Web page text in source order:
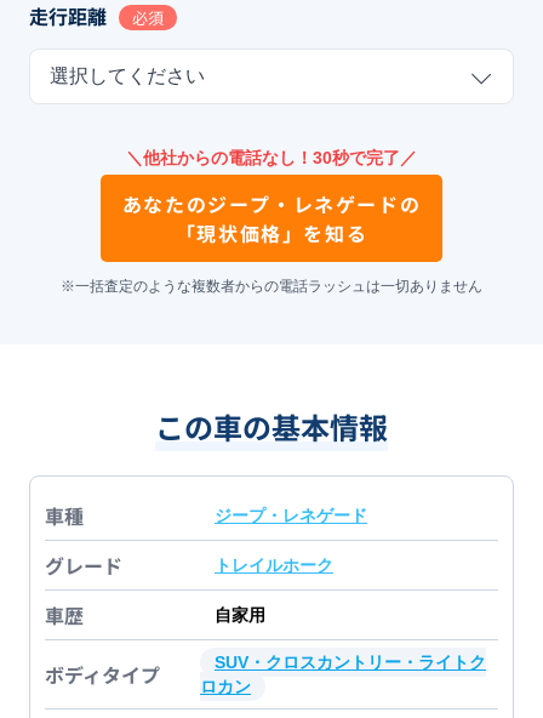
走行距離 必須
選択してください
＼他社からの電話なし！30秒で完了／
あなたのジープ・レネゲードの
「現状価格」を知る
※一括査定のような複数者からの電話ラッシュは一切ありません
この車の基本情報
車種 ジープ・レネゲード
グレード トレイルホーク
車歴 自家用
ボディタイプ
SUV・クロスカントリー・ライトク
ロカン